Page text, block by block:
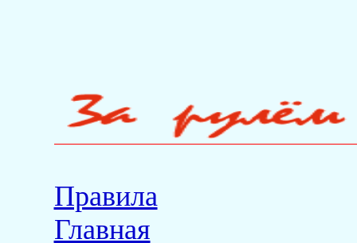
Правила
Главная